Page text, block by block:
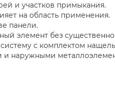
и участков примыкания.
на область применения.
панели.
элемент без
с комплектом
и наружными